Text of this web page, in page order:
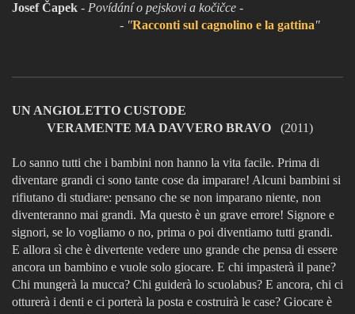
Josef Čapek - Povídání o pejskovi a kočičce -
- "Racconti sul cagnolino e la gattina"
UN ANGIOLETTO CUSTODE
VERAMENTE MA DAVVERO BRAVO
(2011)
Lo sanno tutti che i bambini non hanno la vita facile. Prima di
diventare grandi ci sono tante cose da imparare! Alcuni bambini si
rifiutano di studiare: pensano che se non imparano niente, non
diventeranno mai grandi. Ma questo è un grave errore! Signore e
signori, se lo vogliamo o no, prima o poi diventiamo tutti grandi.
E allora sì che è divertente vedere uno grande che pensa di essere
ancora un bambino e vuole solo giocare. E chi impasterà il pane?
Chi mungerà la mucca? Chi guiderà lo scuolabus? E ancora, chi ci
otturerà i denti e ci porterà la posta e costruirà le case? Giocare è